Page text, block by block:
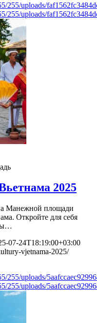
255/uploads/
255/uploads/
2025
Манежной площади
Откройте для себя
07-24T18:19:00+03:00
vjetnama-2025/
255/uploads/
255/uploads/